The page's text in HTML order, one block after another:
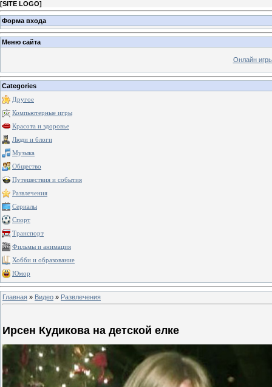
[SITE LOGO]
Форма входа
Меню сайта
Онлайн
Categories
Другое
Компьютерные игры
Красота и здоровье
Люди и блоги
Музыка
Общество
Путешествия и события
Развлечения
Сериалы
Спорт
Транспорт
Фильмы и анимация
Хобби и образование
Юмор
Главная » Видео » Развлечения
Ирсен Кудикова на детской елке